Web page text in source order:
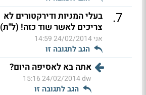
7
.
בעלי המניות ודירקטורים לא
צריכים לאשר שוד כזה! (ל"ת)
אני24/02/2014 14:59
הגב לתגובה זו
אתה בא לאסיפה היום?
dw
24/02/2014 15:16
הגב לתגובה זו